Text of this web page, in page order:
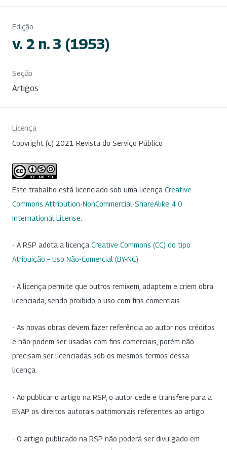
Edição
v. 2 n. 3 (1953)
Seção
Artigos
Licença
Copyright (c) 2021 Revista do Serviço Público
Este trabalho está licenciado sob uma licença Creative
Commons Attribution-NonCommercial-ShareAlike 4.0
International License
- A RSP adota a licença Creative Commons (CC) do tipo
Atribuição – Uso Não-Comercial (BY-NC)
- A licença permite que outros remixem, adaptem e criem obra
licenciada, sendo proibido o uso com fins comerciais.
- As novas obras devem fazer referência ao autor nos créditos
e não podem ser usadas com fins comerciais, porém não
precisam ser licenciadas sob os mesmos termos dessa
licença.
- Ao publicar o artigo na RSP, o autor cede e transfere para a
ENAP os direitos autorais patrimoniais referentes ao artigo.
- O artigo publicado na RSP não poderá ser divulgado em